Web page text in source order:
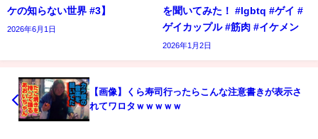
ケの知らない世界 #3】
2026年6月1日
を聞いてみた！ #lgbtq #ゲイ #
ゲイカップル #筋肉 #イケメン
2026年1月2日
【画像】くら寿司行ったらこんな注意書きが表示さ
れてワロタｗｗｗｗｗ